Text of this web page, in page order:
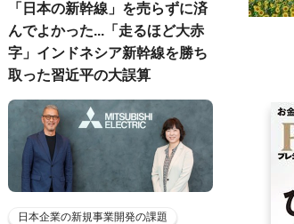
「日本の新幹線」を売らずに済
んでよかった...「走るほど大赤
字」インドネシア新幹線を勝ち
取った習近平の大誤算
日本企業の新規事業開発の課題